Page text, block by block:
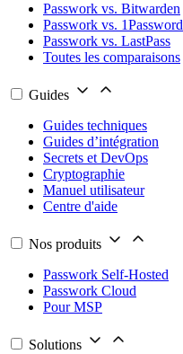
Passwork vs. Bitwarden
Passwork vs. 1Password
Passwork vs. LastPass
Toutes les comparaisons
Guides
Guides techniques
Guides d’intégration
Secrets et DevOps
Cryptographie
Manuel utilisateur
Centre d'aide
Nos produits
Passwork Self-Hosted
Passwork Cloud
Pour MSP
Solutions